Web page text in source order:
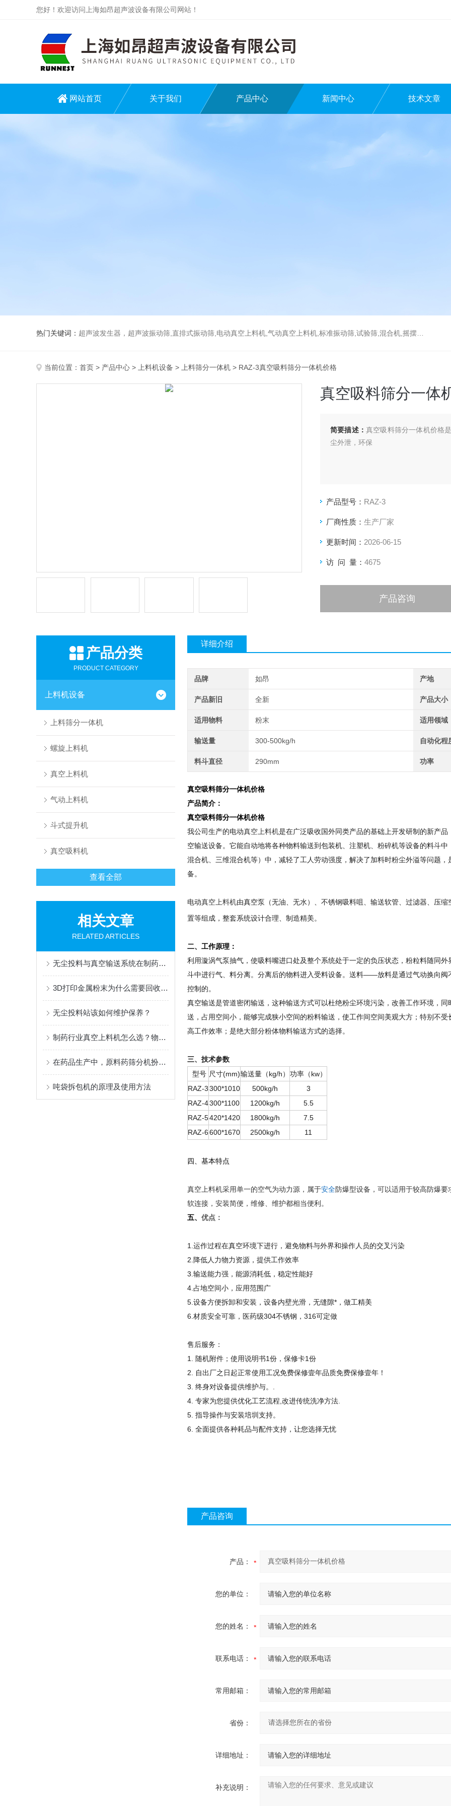
您好！欢迎访问上海如昂超声波设备有限公司网站！
网站首页 关于我们 产品中心 新闻中心 技术文章
热门关键词： 超声波发生器，超声波振动筛,直排式振动筛,电动真空上料机,气动真空上料机,标准振动筛,试验筛,混合机,摇摆筛，检验筛
当前位置： 首页 > 产品中心 > 上料机设备 > 上料筛分一体机 > RAZ-3真空吸料筛分一体机价格
真空吸料筛分一体
简要描述： 真空吸料筛分一体机价格
尘外泄，环保
产品型号： RAZ-3
厂商性质： 生产厂家
更新时间： 2026-06-15
访 问 量： 4675
产品咨询
产品分类
PRODUCT CATEGORY
上料机设备
上料筛分一体机
螺旋上料机
真空上料机
气动上料机
斗式提升机
真空吸料机
查看全部
相关文章
RELATED ARTICLES
无尘投料与真空输送系统在制药反应釜投料中的应用案例
3D打印金属粉末为什么需要回收筛分？这些问题不可忽视
无尘投料站该如何维护保养？
制药行业真空上料机怎么选？物料、产量与管道配置选型指南
在药品生产中，原料药筛分机扮演着质量控制节点的角色
吨袋拆包机的原理及使用方法
详细介绍
品牌 如昂 产地
产品新旧 全新 产品大小
适用物料 粉末 适用领域
输送量 300-500kg/h 自动化程
料斗直径 290mm 功率
真空吸料筛分一体机价格
产品简介：
真空吸料筛分一体机价格
我公司生产的电动真空上料机是在广泛吸收国外同类产品的基础上开发研制的新产
空输送设备。它能自动地将各种物料输送到包装机、注塑机、粉碎机等设备的料斗
混合机、三维混合机等）中，减轻了工人劳动强度，解决了加料时粉尘外溢等问题
备。
电动真空上料机由真空泵（无油、无水）、不锈钢吸料咀、输送软管、过滤器、压
置等组成，整套系统设计合理、制造精美。
二、工作原理：
利用漩涡气泵抽气，使吸料嘴进口处及整个系统处于一定的负压状态，粉粒料随同
斗中进行气、料分离。分离后的物料进入受料设备。送料——放料是通过气动换向
控制的。
真空输送是管道密闭输送，这种输送方式可以杜绝粉尘环境污染，改善工作环境，
送，占用空间小，能够完成狭小空间的粉料输送，使工作间空间美观大方；特别不
高工作效率；是绝大部分粉体物料输送方式的选择。
三、技术参数
型号 尺寸(mm)输送量（kg/h） 功率（kw）
RAZ-3300*1010 500kg/h
3
RAZ-4300*1100 1200kg/h
5.5
RAZ-5420*1420 1800kg/h
7.5
RAZ-6600*1670 2500kg/h 11
四、基本特点
真空上料机采用单一的空气为动力源，属于安全防爆型设备，可以适用于较高防爆
软连接，安装简便，维修、维护都相当便利。
五、 优点：
1. 运作过程在真空环境下进行，避免物料与外界和操作人员的交叉污染
2. 降低人力物力资源，提供工作效率
3. 输送能力强，能源消耗低，稳定性能好
4. 占地空间小，应用范围广
5. 设备方便拆卸和安装，设备内壁光滑，无缝隙*，做工精美
6. 材质安全可靠，医药级304不锈钢，316可定做
售后服务：
1. 随机附件；使用说明书1份，保修卡1份
2.
自出厂之日起正常使用工况免费保修壹年品质免费保修壹年！
3. 终身对设备提供维护与。.
4. 专家为您提供优化工艺流程,改进传统洗净方法.
5. 指导操作与安装培圳支持。
6. 全面提供各种耗品与配件支持，让您选择无忧
产品咨询
产品：
您的单位：
您的姓名：
联系电话：
常用邮箱：
省份：
详细地址：
补充说明：